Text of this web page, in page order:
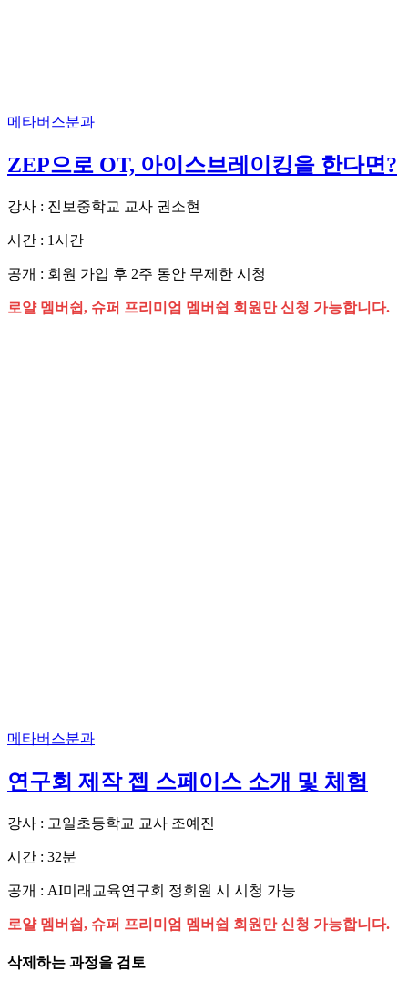
메타버스분과
ZEP으로 OT, 아이스브레이킹을 한다면?
강사 : 진보중학교 교사 권소현
시간 : 1시간
공개 : 회원 가입 후 2주 동안 무제한 시청
로얄 멤버쉽, 슈퍼 프리미엄 멤버쉽 회원만 신청 가능합니다.
메타버스분과
연구회 제작 젭 스페이스 소개 및 체험
강사 : 고일초등학교 교사 조예진
시간 : 32분
공개 : AI미래교육연구회 정회원 시 시청 가능
로얄 멤버쉽, 슈퍼 프리미엄 멤버쉽 회원만 신청 가능합니다.
삭제하는 과정을 검토